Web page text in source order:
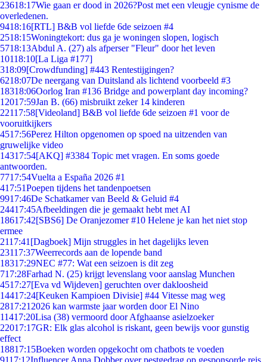
23618:17Wie gaan er dood in 2026?Post met een vleugje cynisme de
overledenen.
9418:16[RTL] B&B vol liefde 6de seizoen #4
2518:15Woningtekort: dus ga je woningen slopen, logisch
5718:13Abdul A. (27) als afperser "Fleur" door het leven
10118:10[La Liga #177]
318:09[Crowdfunding] #443 Rentestijgingen?
6218:07De neergang van Duitsland als lichtend voorbeeld #3
18318:06Oorlog Iran #136 Bridge and powerplant day incoming?
12017:59Jan B. (66) misbruikt zeker 14 kinderen
22117:58[Videoland] B&B vol liefde 6de seizoen #1 voor de
vooruitkijkers
4517:56Perez Hilton opgenomen op spoed na uitzenden van
gruwelijke video
14317:54[AKQ] #3384 Topic met vragen. En soms goede
antwoorden.
7717:54Vuelta a España 2026 #1
417:51Poepen tijdens het tandenpoetsen
9917:46De Schatkamer van Beeld & Geluid #4
24417:45Afbeeldingen die je gemaakt hebt met AI
18617:42[SBS6] De Oranjezomer #10 Helene je kan het niet stop
ermee
2117:41 [Dagboek] Mijn struggles in het dagelijks leven
23117:37Weerrecords aan de lopende band
18317:29NEC #77: Wat een seizoen is dit zeg
717:28Farhad N. (25) krijgt levenslang voor aanslag Munchen
4517:27[Eva vd Wijdeven] geruchten over dakloosheid
14417:24[Keuken Kampioen Divisie] #44 Vitesse mag weg
2817:21 2026 kan warmste jaar worden door El Nino
11417:20Lisa (38) vermoord door Afghaanse asielzoeker
22017:17GR: Elk glas alcohol is riskant, geen bewijs voor gunstig
effect
18817:15Boeken worden opgekocht om chatbots te voeden
9117:12Influencer Anna Dobber over pestgedrag op gesponsorde reis